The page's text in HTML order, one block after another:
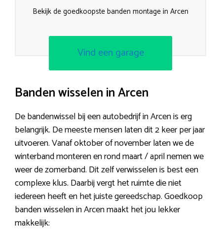
Bekijk de goedkoopste banden montage in Arcen
Vind een garage
Banden wisselen in Arcen
De bandenwissel bij een autobedrijf in Arcen is erg
belangrijk. De meeste mensen laten dit 2 keer per jaar
uitvoeren. Vanaf oktober of november laten we de
winterband monteren en rond maart / april nemen we
weer de zomerband. Dit zelf verwisselen is best een
complexe klus. Daarbij vergt het ruimte die niet
iedereen heeft en het juiste gereedschap. Goedkoop
banden wisselen in Arcen maakt het jou lekker
makkelijk: